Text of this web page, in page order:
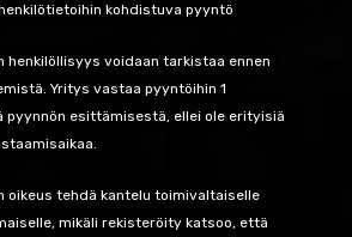
kohdistuva pyyntö
henkilöllisyys voidaan tarkistaa ennen
Yritys vastaa pyyntöihin 1
pyynnön esittämisestä, ellei ole erityisiä
oikeus tehdä kantelu toimivaltaiselle
mikäli rekisteröity katsoo, että